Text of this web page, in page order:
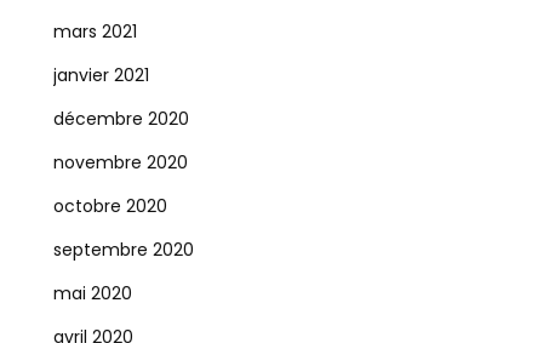
mars 2021
janvier 2021
décembre 2020
novembre 2020
octobre 2020
septembre 2020
mai 2020
avril 2020